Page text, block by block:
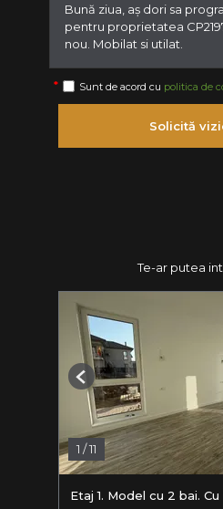
Sunt de acord cu politica de
Solicită
Te-ar putea
1 /11
Previous
Etaj 1. Model cu 2 bai.